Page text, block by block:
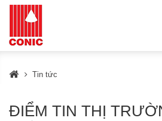
Tin tức
ĐIỂM TIN THỊ